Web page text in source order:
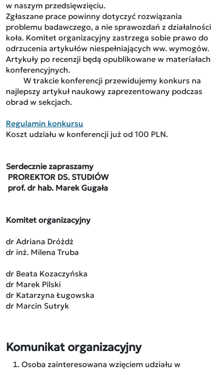
w naszym przedsięwzięciu.
Zgłaszane prace powinny dotyczyć rozwiązania
problemu badawczego, a nie sprawozdań z działalności
koła. Komitet organizacyjny zastrzega sobie prawo do
odrzucenia artykułów niespełniających ww. wymogów.
Artykuły po recenzji będą opublikowane w materiałach
konferencyjnych.
W trakcie konferencji przewidujemy konkurs na
najlepszy artykuł naukowy zaprezentowany podczas
obrad w sekcjach.
Regulamin konkursu
Koszt udziału w konferencji już od 100 PLN.
Serdecznie zapraszamy
PROREKTOR DS. STUDIÓW
prof. dr hab. Marek Gugała
Komitet organizacyjny
dr Adriana Dróżdż
dr inż. Milena Truba
dr Beata Kozaczyńska
dr Marek Pilski
dr Katarzyna Ługowska
dr Marcin Sutryk
Komunikat organizacyjny
Osoba zainteresowana wzięciem udziału w